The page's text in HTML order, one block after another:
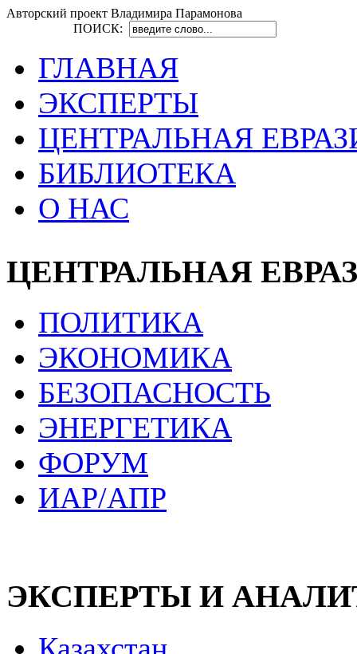
Авторский проект Владимира Парамонова
ПОИСК:
ГЛАВНАЯ
ЭКСПЕРТЫ
ЦЕНТРАЛЬНАЯ
БИБЛИОТЕКА
О НАС
ЦЕНТРАЛЬНАЯ
ПОЛИТИКА
ЭКОНОМИКА
БЕЗОПАСНОСТЬ
ЭНЕРГЕТИКА
ФОРУМ
ИАР/АПР
ЭКСПЕРТЫ И